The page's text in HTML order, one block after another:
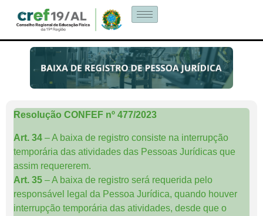
Resolução CONFEF nº 477/2023
Art. 34 – A baixa de registro consiste na interrupção
temporária das atividades das Pessoas Jurídicas que
assim requererem.
Art. 35 – A baixa de registro será requerida pelo
responsável legal da Pessoa Jurídica, quando houver
interrupção temporária das atividades, desde que o